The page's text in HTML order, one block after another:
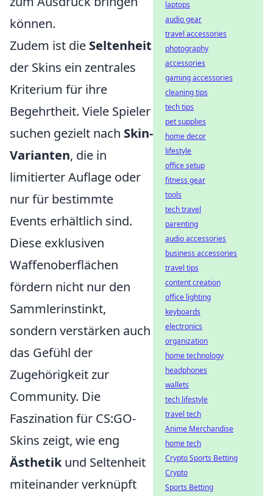
können.
Zudem ist die Seltenheit
der Skins ein zentrales
Kriterium für ihre
Begehrtheit. Viele Spieler
suchen gezielt nach Skin-
Varianten, die in
limitierter Auflage oder
nur für bestimmte
Events erhältlich sind.
Diese exklusiven
Waffenoberflächen
fördern nicht nur den
Sammlerinstinkt,
sondern verstärken auch
das Gefühl der
Zugehörigkeit zur
Community. Die
Faszination für CS:GO-
Skins zeigt, wie eng
Ästhetikund Seltenheit
miteinander verknüpft
laptops
audio gear
travel accessories
photography
accessories
gaming accessories
cleaning tips
tech tips
pet supplies
home decor
lifestyle
office setup
fitness gear
tools
tech travel
parenting
audio accessories
business accessories
travel tips
content creation
office lighting
keyboards
electronics
organization
home technology
headphones
wallets
tech lifestyle
travel tech
Anime Merchandise
home tech
Crypto Sports Betting
Crypto
Sports Betting